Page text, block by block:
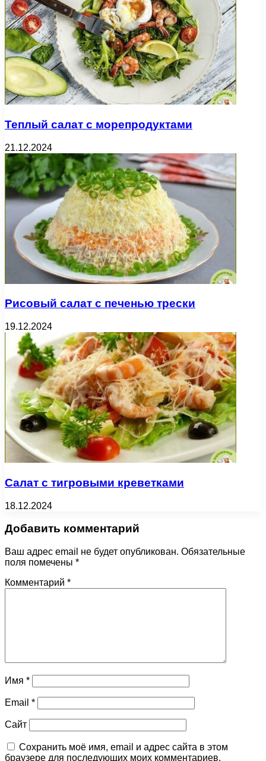
Теплый салат с морепродуктами
21.12.2024
Рисовый салат с печенью трески
19.12.2024
Салат с тигровыми креветками
18.12.2024
Добавить комментарий
Ваш адрес email не будет опубликован. Обязательные
поля помечены *
Комментарий *
Имя *
Email *
Сайт
Сохранить моё имя, email и адрес сайта в этом
браузере для последующих моих комментариев.